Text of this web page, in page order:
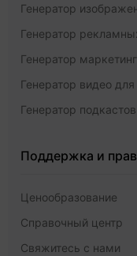
Генератор
Генератор
Генератор
Генератор видео
Генератор
Поддержка и
Ценообразование
Справочный центр
Свяжитесь с нами